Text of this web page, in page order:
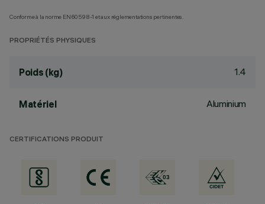
Conforme à la norme EN60598-1 et aux réglementations pertinentes.
PROPRIÉTÉS PHYSIQUES
Poids (kg) 1.4
Matériel Aluminium
CERTIFICATIONS PRODUIT